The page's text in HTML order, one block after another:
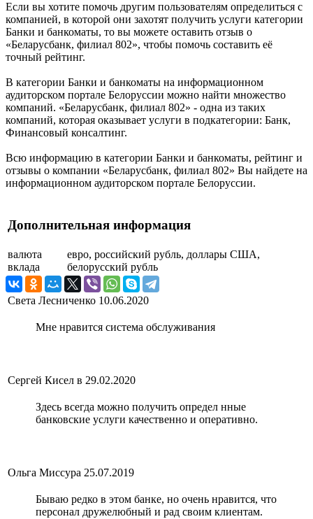
Если вы хотите помочь другим пользователям определиться с
компанией, в которой они захотят получить услуги категории
Банки и банкоматы, то вы можете оставить отзыв о
«Беларусбанк, филиал 802», чтобы помочь составить её
точный рейтинг.
В категории Банки и банкоматы на информационном
аудиторском портале Белоруссии можно найти множество
компаний. «Беларусбанк, филиал 802» - одна из таких
компаний, которая оказывает услуги в подкатегории: Банк,
Финансовый консалтинг.
Всю информацию в категории Банки и банкоматы, рейтинг и
отзывы о компании «Беларусбанк, филиал 802» Вы найдете на
информационном аудиторском портале Белоруссии.
Дополнительная информация
валюта
вклада
евро, российский рубль, доллары США,
белорусский рубль
Света Лесниченко 10.06.2020
Мне нравится система обслуживания
Сергей Кисел в 29.02.2020
Здесь всегда можно получить определ нные
банковские услуги качественно и оперативно.
Ольга Миссура 25.07.2019
Бываю редко в этом банке, но очень нравится, что
персонал дружелюбный и рад своим клиентам.